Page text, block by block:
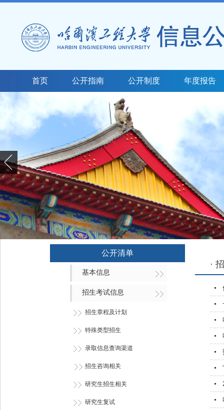
首页 公开指南 公开制度 年度报告
公开清单
基本信息
招生考试信息
招生章程及计划
特殊类型招生
录取信息查询渠道
招生咨询相关
研究生招生相关
研究生复试
·